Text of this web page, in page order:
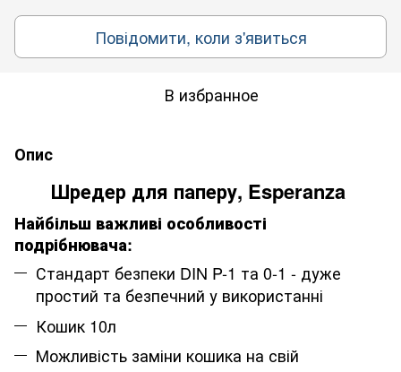
Повідомити, коли з'явиться
В избранное
Опис
Шредер для паперу, Esperanza
Найбільш важливі особливості
подрібнювача:
Стандарт безпеки DIN P-1 та 0-1 - дуже
простий та безпечний у використанні
Кошик 10л
Можливість заміни кошика на свій